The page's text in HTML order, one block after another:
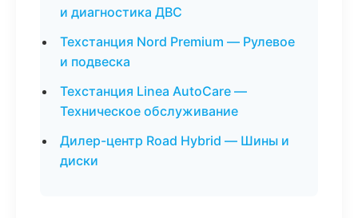
и диагностика ДВС
Техстанция Nord Premium — Рулевое
и подвеска
Техстанция Linea AutoCare —
Техническое обслуживание
Дилер-центр Road Hybrid — Шины и
диски